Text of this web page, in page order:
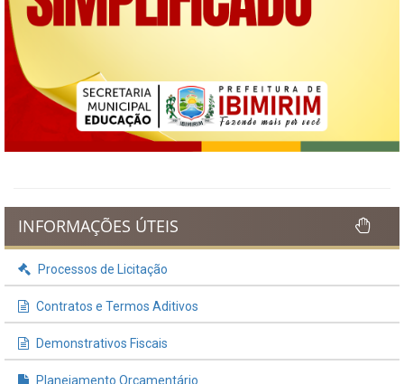
INFORMAÇÕES ÚTEIS
Processos de Licitação
Contratos e Termos Aditivos
Demonstrativos Fiscais
Planejamento Orçamentário